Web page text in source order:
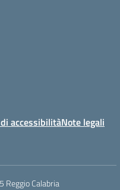
accessibilitàNote legali
Reggio Calabria